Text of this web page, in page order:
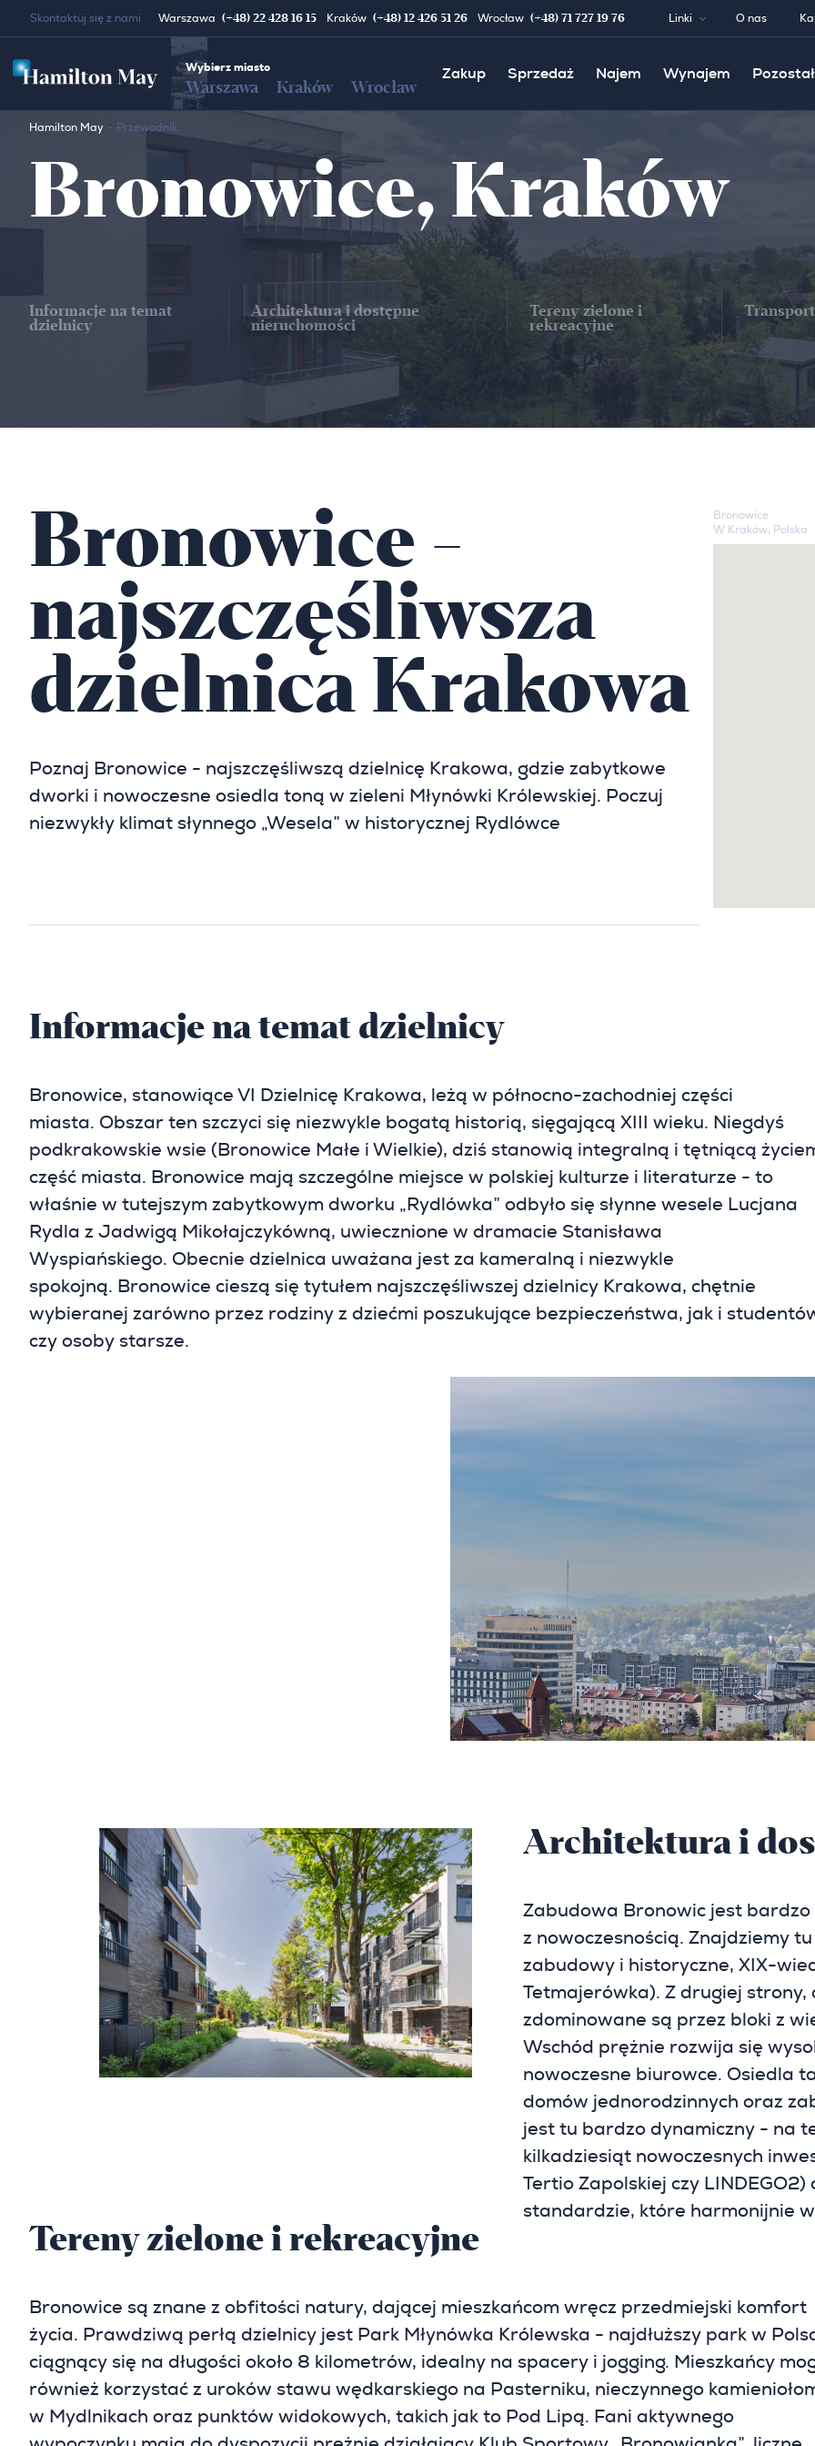
Skontaktuj się z nami Warszawa (+48) 22 428 16 15 Kraków (+48) 12 426 51 26 Wrocław (+48) 71 727 19 76 Linki O nas
Wybierz miasto
Warszawa Kraków Wrocław
Zakup Sprzedaż Najem Wynajem
Hamilton May Przewodnik
Bronowice, Kraków
Informacje na temat
dzielnicy
Architektura i dostępne
nieruchomości
Tereny zielone i
rekreacyjne
Transport
Bronowice -
najszczęśliwsza
dzielnica Krakowa
Poznaj Bronowice - najszczęśliwszą dzielnicę Krakowa, gdzie zabytkowe
dworki i nowoczesne osiedla toną w zieleni Młynówki Królewskiej. Poczuj
niezwykły klimat słynnego „Wesela” w historycznej Rydlówce
Bronowice
W Kraków, Polska
Informacje na temat dzielnicy
Bronowice, stanowiące VI Dzielnicę Krakowa, leżą w północno-zachodniej części
miasta. Obszar ten szczyci się niezwykle bogatą historią, sięgającą XIII wieku. Niegdyś
podkrakowskie wsie (Bronowice Małe i Wielkie), dziś stanowią integralną i tętniącą
część miasta. Bronowice mają szczególne miejsce w polskiej kulturze i literaturze - to
właśnie w tutejszym zabytkowym dworku „Rydlówka” odbyło się słynne wesele Lucjana
Rydla z Jadwigą Mikołajczykówną, uwiecznione w dramacie Stanisława
Wyspiańskiego. Obecnie dzielnica uważana jest za kameralną i niezwykle
spokojną. Bronowice cieszą się tytułem najszczęśliwszej dzielnicy Krakowa, chętnie
wybieranej zarówno przez rodziny z dziećmi poszukujące bezpieczeństwa, jak i
czy osoby starsze.
Architektura i
Zabudowa Bronowic jest
z nowoczesnością. Znajdziemy
zabudowy i historyczne, XIX-
Tetmajerówka). Z drugiej
zdominowane są przez bloki z
Wschód prężnie rozwija się
nowoczesne biurowce. Osiedla
domów jednorodzinnych oraz
jest tu bardzo dynamiczny - na
kilkadziesiąt nowoczesnych
Tertio Zapolskiej czy
standardzie, które harmonijnie
Tereny zielone i rekreacyjne
Bronowice są znane z obfitości natury, dającej mieszkańcom wręcz przedmiejski komfort
życia. Prawdziwą perłą dzielnicy jest Park Młynówka Królewska - najdłuższy park w
ciągnący się na długości około 8 kilometrów, idealny na spacery i jogging. Mieszkańcy
również korzystać z uroków stawu wędkarskiego na Pasterniku, nieczynnego
w Mydlnikach oraz punktów widokowych, takich jak to Pod Lipą. Fani aktywnego